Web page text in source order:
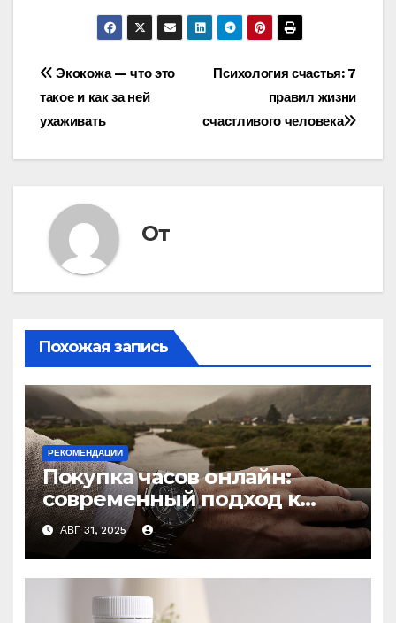
Навигация
по
записям
Психология счастья: 7
правил жизни
счастливого человека
Экокожа — что это
такое и как за ней
ухаживать
От
Похожая запись
РЕКОМЕНДАЦИИ
Покупка часов онлайн:
современный подход к
выбору аксессуаров
АВГ 31, 2025